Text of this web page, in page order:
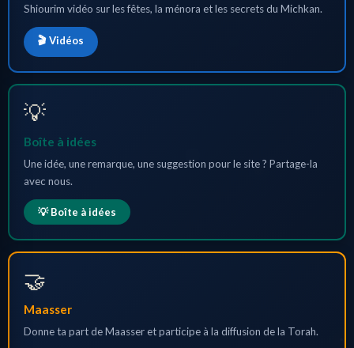
Shiourim vidéo sur les fêtes, la ménora et les secrets du Michkan.
🎬 Vidéos
💡
Boîte à idées
Une idée, une remarque, une suggestion pour le site ? Partage-la
avec nous.
💡 Boîte à idées
🤝
Maasser
Donne ta part de Maasser et participe à la diffusion de la Torah.